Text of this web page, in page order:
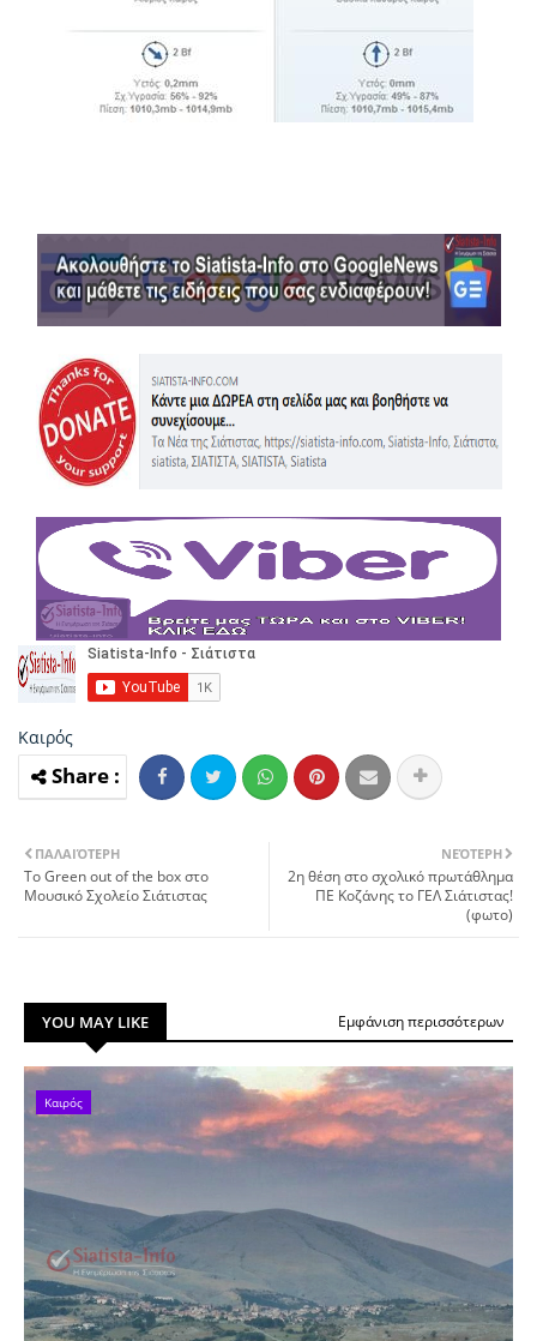
Καιρός
ΝΕΌΤΕΡΗ
2η θέση στο σχολικό πρωτάθλημα
ΠΕ Κοζάνης το ΓΕΛ Σιάτιστας!
(φωτο)
ΠΑΛΑΙΌΤΕΡΗ
Το Green out of the box στο
Μουσικό Σχολείο Σιάτιστας
YOU MAY LIKE Εμφάνιση περισσότερων
Καιρός